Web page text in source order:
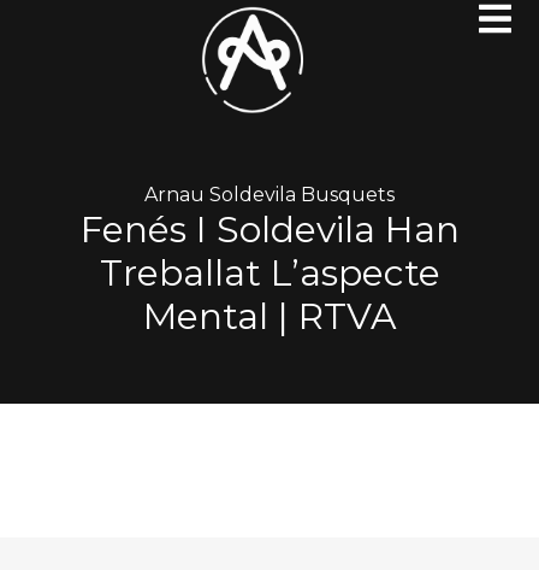
Arnau Soldevila Busquets
Fenés I Soldevila Han
Treballat L’aspecte
Mental | RTVA